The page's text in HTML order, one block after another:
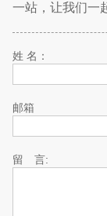
一站，让我们一
姓 名：
邮箱
留 言: